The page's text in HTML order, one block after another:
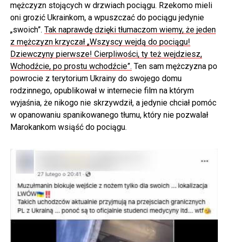
mężczyzn stojących w drzwiach pociągu. Rzekomo mieli
oni grozić Ukrainkom, a wpuszczać do pociągu jedynie
„swoich”. Tak naprawdę dzięki tłumaczom wiemy, że jeden
z mężczyzn krzyczał „Wszyscy wejdą do pociągu!
Dziewczyny pierwsze! Cierpliwości, ty też wejdziesz,
Wchodźcie, po prostu wchodźcie”. Ten sam mężczyzna po
powrocie z terytorium Ukrainy do swojego domu
rodzinnego, opublikował w internecie film na którym
wyjaśnia, że nikogo nie skrzywdził, a jedynie chciał pomóc
w opanowaniu spanikowanego tłumu, który nie pozwalał
Marokankom wsiąść do pociągu.